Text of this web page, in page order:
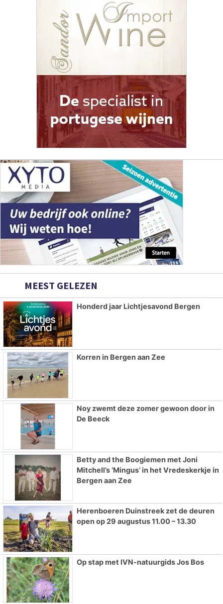
MEEST GELEZEN
Honderd jaar Lichtjesavond Bergen
Korren in Bergen aan Zee
Noy zwemt deze zomer gewoon door in
De Beeck
Betty and the Boogiemen met Joni
Mitchell’s ‘Mingus’ in het Vredeskerkje in
Bergen aan Zee
Herenboeren Duinstreek zet de deuren
open op 29 augustus 11.00 – 13.30
Op stap met IVN-natuurgids Jos Bos